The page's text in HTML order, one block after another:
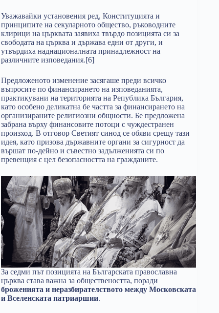
Уважавайки установения ред, Конституцията и
принципите на секуларното общество, ръководните
клирици на църквата заявиха твърдо позицията си за
свободата на църква и държава едни от други, и
утвърдиха наднационалната принадлежност на
различните изповедания.[6]
Предложеното изменение засягаше преди всичко
въпросите по финансирането на изповеданията,
практикувани на територията на Република България,
като особено деликатна бе частта за финансирането на
организираните религиозни общности. Бе предложена
забрана върху финансовите потоци с чуждестранен
произход. В отговор Светият синод се обяви срещу тази
идея, като призова държавните органи за сигурност да
вършат по-дейно и съвестно задълженията си по
превенция с цел безопасността на гражданите.
За седми път позицията на Българската православна
църква става важна за обществеността, поради
броженията и неразбирателството между Московската
и Вселенската патриаршии.